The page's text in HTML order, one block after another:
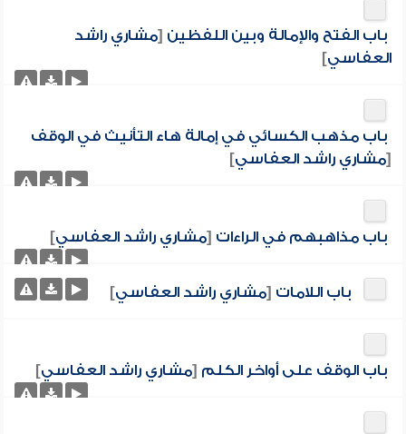
باب الفتح والإمالة وبين اللفظين [مشاري راشد
العفاسي]
باب مذهب الكسائي في إمالة هاء التأنيث في الوقف
[مشاري راشد العفاسي]
باب مذاهبهم في الراءات [مشاري راشد العفاسي]
باب اللامات [مشاري راشد العفاسي]
باب الوقف على أواخر الكلم [مشاري راشد العفاسي]